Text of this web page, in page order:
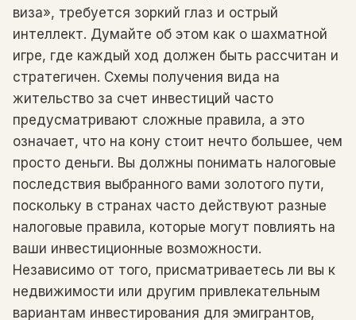
виза», требуется зоркий глаз и острый
интеллект. Думайте об этом как о шахматной
игре, где каждый ход должен быть рассчитан и
стратегичен. Схемы получения вида на
жительство за счет инвестиций часто
предусматривают сложные правила, а это
означает, что на кону стоит нечто большее, чем
просто деньги. Вы должны понимать налоговые
последствия выбранного вами золотого пути,
поскольку в странах часто действуют разные
налоговые правила, которые могут повлиять на
ваши инвестиционные возможности.
Независимо от того, присматриваетесь ли вы к
недвижимости или другим привлекательным
вариантам инвестирования для эмигрантов,